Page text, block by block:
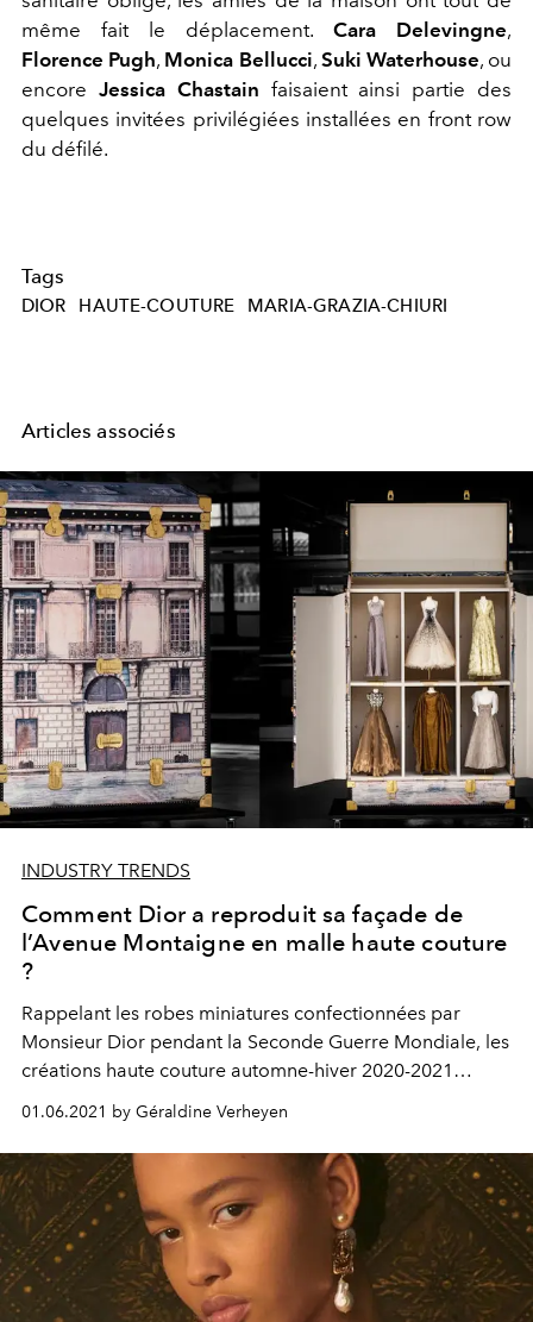
même fait le déplacement. Cara Delevingne,
Florence Pugh, Monica Bellucci, Suki Waterhouse, ou
encore Jessica Chastain faisaient ainsi partie des
quelques invitées privilégiées installées en front row
du défilé.
Tags
DIOR HAUTE-COUTURE MARIA-GRAZIA-CHIURI
Articles associés
INDUSTRY TRENDS
Comment Dior a reproduit sa façade de
l’Avenue Montaigne en malle haute couture
?
Rappelant les robes miniatures confectionnées par
Monsieur Dior pendant la Seconde Guerre Mondiale, les
créations haute couture automne-hiver 2020-2021
imaginées par Maria Grazia Chiuri ont été présentées
l’été dernier dans une malle façon maison de poupée,
reproduction de la façade du 30, Avenue Montaigne. Un
écrin précieux mettant en valeur un savoir-faire
d’exception, dont on vous dévoile tous les secrets.
01.06.2021 by Géraldine Verheyen